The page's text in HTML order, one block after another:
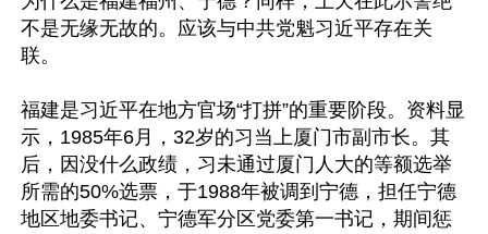
不是无缘无故的。应该与中共党魁习近平存在关
联。
福建是习近平在地方官场“打拼”的重要阶段。资料显
示，1985年6月，32岁的习当上厦门市副市长。其
后，因没什么政绩，习未通过厦门人大的等额选举
所需的50%选票，于1988年被调到宁德，担任宁德
地区地委书记、宁德军分区党委第一书记，期间惩